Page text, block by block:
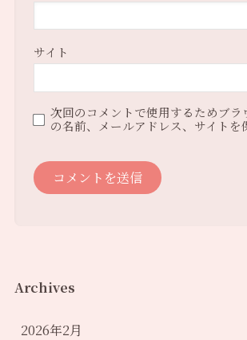
サイト
次回のコメントで使用するためブラ
の名前、メールアドレス、サイトを
Archives
2026年2月